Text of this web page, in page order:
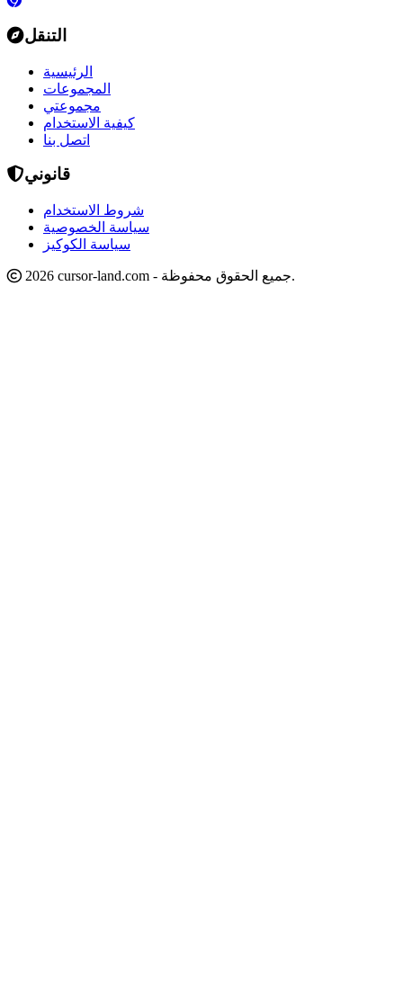
التنقل
الرئيسية
المجموعات
مجموعتي
كيفية الاستخدام
اتصل بنا
قانوني
شروط الاستخدام
سياسة الخصوصية
سياسة الكوكيز
2026 cursor-land.com - جميع الحقوق محفوظة.